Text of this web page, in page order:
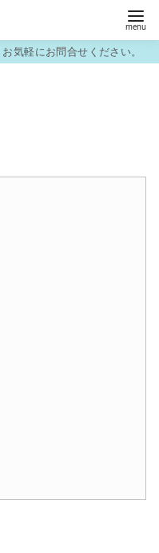
気軽にお問合せください。